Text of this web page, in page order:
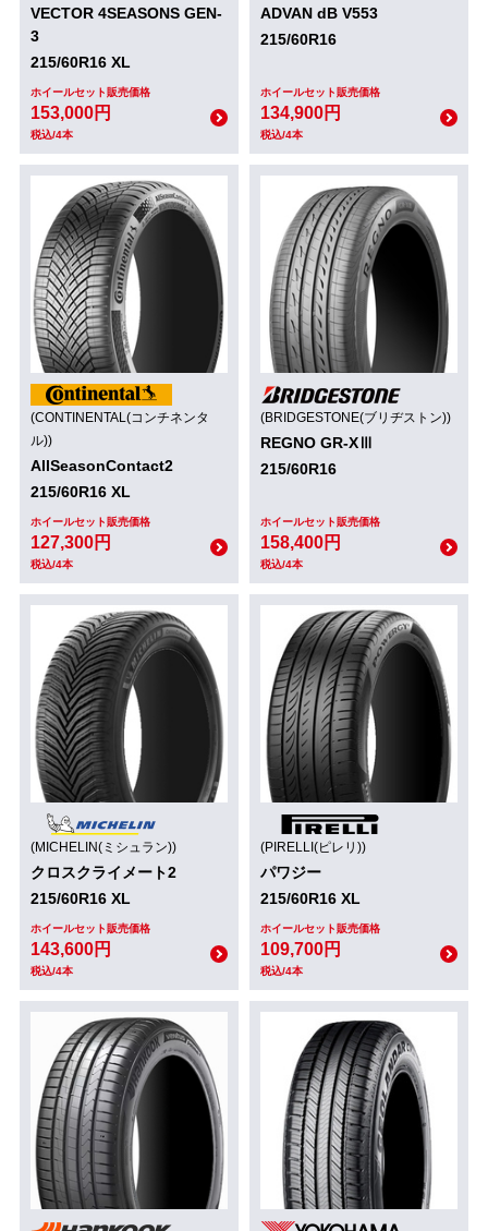
VECTOR 4SEASONS GEN-
3
215/60R16 XL
ホイールセット販売価格
153,000円
税込/4本
ADVAN dB V553
215/60R16
ホイールセット販売価格
134,900円
税込/4本
(CONTINENTAL(コンチネンタ
ル))
AllSeasonContact2
215/60R16 XL
ホイールセット販売価格
127,300円
税込/4本
(BRIDGESTONE(ブリヂストン))
REGNO GR-XⅢ
215/60R16
ホイールセット販売価格
158,400円
税込/4本
(MICHELIN(ミシュラン))
クロスクライメート2
215/60R16 XL
ホイールセット販売価格
143,600円
税込/4本
(PIRELLI(ピレリ))
パワジー
215/60R16 XL
ホイールセット販売価格
109,700円
税込/4本